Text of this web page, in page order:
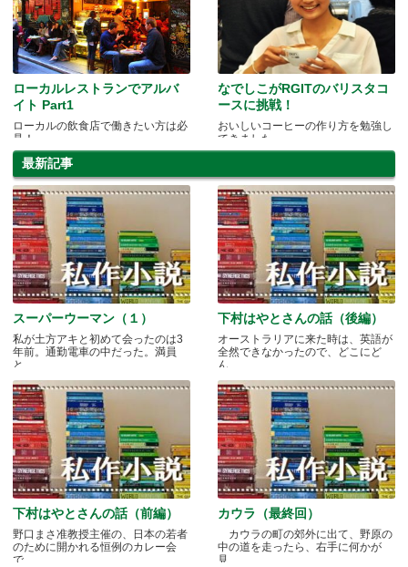
ローカルレストランでアルバ
イト Part1
ローカルの飲食店で働きたい方は必
見！
なでしこがRGITのバリスタコ
ースに挑戦！
おいしいコーヒーの作り方を勉強し
てきました。
最新記事
スーパーウーマン（１）
私が土方アキと初めて会ったのは3
年前。通勤電車の中だった。満員
と.....
下村はやとさんの話（後編）
オーストラリアに来た時は、英語が
全然できなかったので、どこにど
ん.....
下村はやとさんの話（前編）
野口まさ准教授主催の、日本の若者
のために開かれる恒例のカレー会
で.....
カウラ（最終回）
カウラの町の郊外に出て、野原の
中の道を走ったら、右手に何かが
見.....